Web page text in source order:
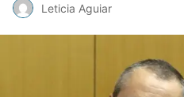
Leticia Aguiar